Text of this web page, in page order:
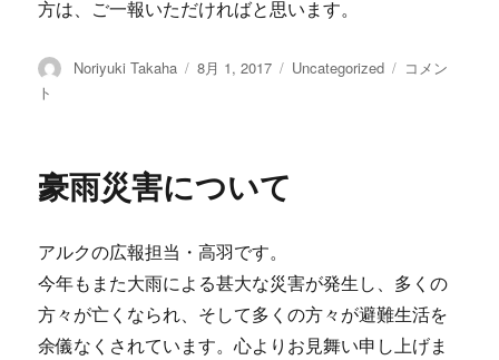
方は、ご一報いただければと思います。
投
Noriyuki Takaha
投
8月 1, 2017
カ
Uncategorized
九
ー
に
つ
コメン
ト
豪雨災害について
アルクの広報担当・高羽です。
今年もまた大雨による甚大な災害が発生し、多くの
方々が亡くなられ、そして多くの方々が避難生活を
余儀なくされています。心よりお見舞い申し上げま